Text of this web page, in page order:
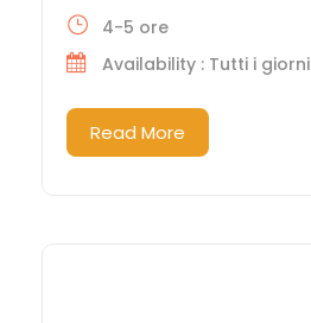
4-5 ore
Availability : Tutti i giorni
Read More